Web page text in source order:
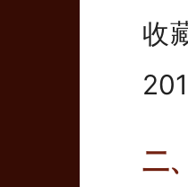
收
二